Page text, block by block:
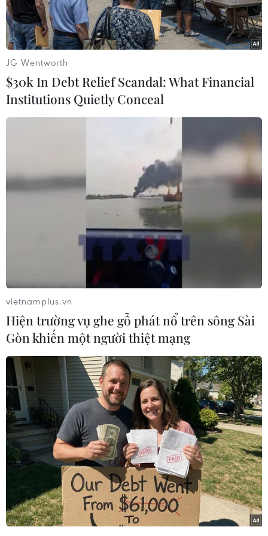
Ngoại trưởng Trung Quốc Vương Nghị (phải) và người đồng
cấp Afghanistan Salahuddin Rabbani tại Bắc Kinh hôm 25/12.
(Nguồn: Xinhua)
Trung Quốc mong muốn tăng cường hợp tác với
Afghanistan, coi nước này là một đối tác quan
trọng trong sáng kiến Vành đai và Con đường
mà Bắc Kinh khởi xướng.
Phát biểu ngày 25/12 trong cuộc hội đàm với
người đồng cấp Afghanistan Salahuddin
Rabbani tại Bắc Kinh, Ngoại trưởng Trung Quốc
Vương Nghị khẳng định Bắc Kinh sẵn sàng hỗ
trợ Kabul trong chiến lược phát triển kinh tế.
Ông cũng bày tỏ hy vọng về những tiến bộ trong
quá trình hòa giải chính trị do chính người dân
Afghanistan dẫn dắt.
[Trung Quốc chú trọng thúc đẩy quan hệ với
Nga, Mỹ trong năm 2018]
Về phần mình, Ngoại trưởng Rabbani khẳng
định Trung Quốc là một đối tác tin cậy của
JG Wentworth
$30k In Debt Relief Scandal: What Financial
Institutions Quietly Conceal
vietnamplus.vn
Hiện trường vụ ghe gỗ phát nổ trên sông Sài
Gòn khiến một người thiệt mạng